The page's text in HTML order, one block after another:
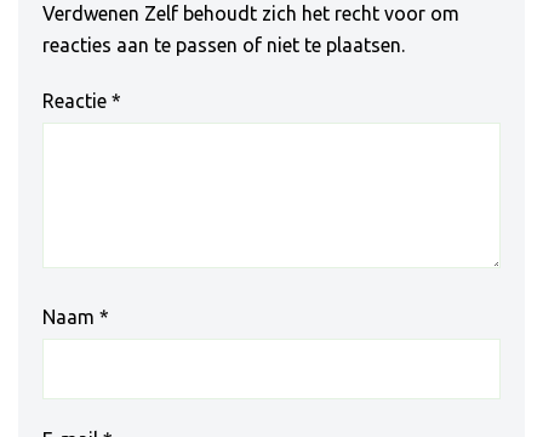
Verdwenen Zelf behoudt zich het recht voor om
reacties aan te passen of niet te plaatsen.
Reactie *
Naam *